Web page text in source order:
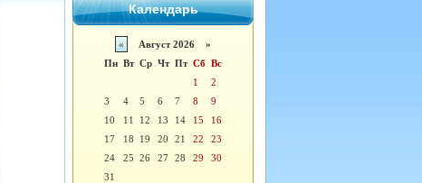
Календарь
«
Август 2026 »
Пн Вт Ср Чт Пт Сб Вс
1
2
3
4 5 6 7 8
9
10
11 12 13 14 15
16
17
18 19 20 21 22
23
24
25 26 27 28 29
30
31